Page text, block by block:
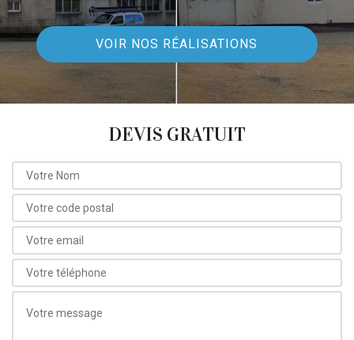
VOIR NOS RÉALISATIONS
DEVIS GRATUIT